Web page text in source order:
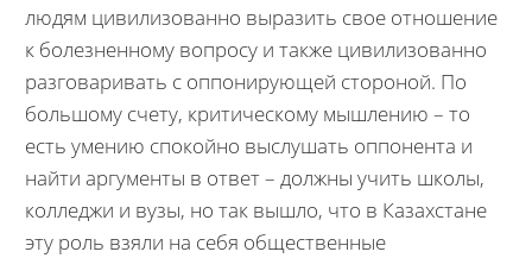
людям цивилизованно выразить свое отношение
к болезненному вопросу и также цивилизованно
разговаривать с оппонирующей стороной. По
большому счету, критическому мышлению – то
есть умению спокойно выслушать оппонента и
найти аргументы в ответ – должны учить школы,
колледжи и вузы, но так вышло, что в Казахстане
эту роль взяли на себя общественные